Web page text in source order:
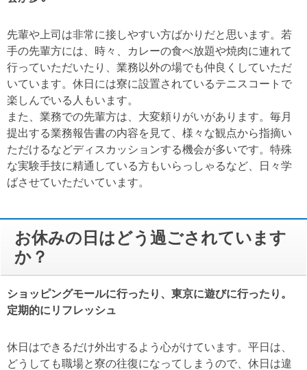
先輩や上司は非常に接しやすい方ばかりだと思います。若
手の先輩方には、時々、カレーの食べ放題や焼肉に連れて
行っていただいたり、業務以外の場でも仲良くしていただ
いています。休日には寮に設置されているテニスコートで
楽しんでいる人もいます。
また、業務での先輩方は、大変頼りがいがあります。毎月
提出する業務報告書の内容を見て、様々な観点から指摘い
ただけるなどディスカッションする機会が多いです。特殊
な実験手技に精通している方もいらっしゃるなど、日々学
ばさせていただいています。
お休みの日はどう過ごされています
か？
ショッピングモールに行ったり、東京に遊びに行ったり。
定期的にリフレッシュ
休日はできるだけ外出するよう心がけています。平日は、
どうしても職場と寮の往復になってしまうので、休日は違